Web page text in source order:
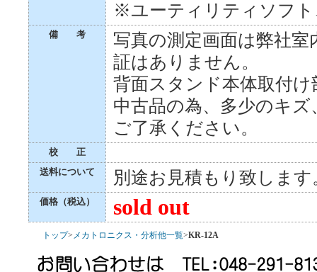
※ユーティリティソフ
備 考
写真の測定画面は弊社
証はありません。
背面スタンド本体取付
中古品の為、多少のキ
ご了承ください。
校 正
送料について
別途お見積もり致します
価格（税込） sold out
トップ> メカトロニクス・分析他一覧>KR-12A